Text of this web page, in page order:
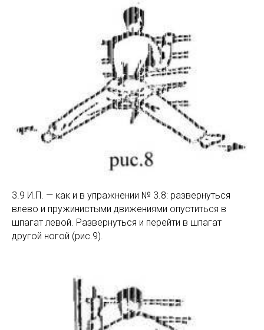
3.9 И.П. — как и в упражнении № 3.8: развернуться
влево и пружинистыми движениями опуститься в
шпагат левой. Развернуться и перейти в шпагат
другой ногой (рис.9).